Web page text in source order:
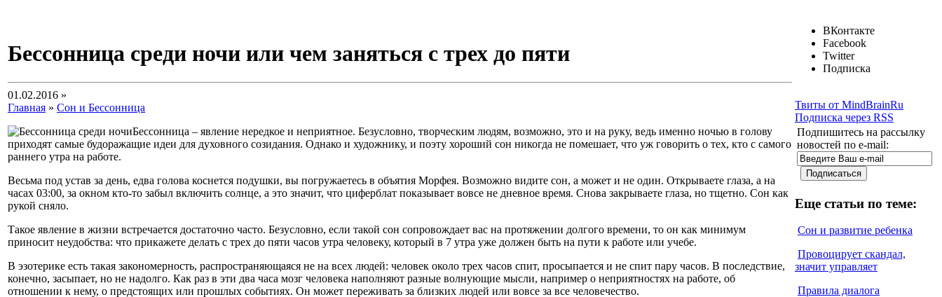
Бессонница среди ночи или чем заняться с трех до пяти
01.02.2016 »
Главная » Сон и Бессонница
Бессонница – явление нередкое и неприятное. Безусловно, творческим людям, возможно, это и на руку, ведь именно ночью в голову
приходят самые будоражащие идеи для духовного созидания. Однако и художнику, и поэту хороший сон никогда не помешает, что уж говорить о тех, кто с самого
раннего утра на работе.
Весьма под устав за день, едва голова коснется подушки, вы погружаетесь в объятия Морфея. Возможно видите сон, а может и не один. Открываете глаза, а на
часах 03:00, за окном кто-то забыл включить солнце, а это значит, что циферблат показывает вовсе не дневное время. Снова закрываете глаза, но тщетно. Сон как
рукой сняло.
Такое явление в жизни встречается достаточно часто. Безусловно, если такой сон сопровождает вас на протяжении долгого времени, то он как минимум
приносит неудобства: что прикажете делать с трех до пяти часов утра человеку, который в 7 утра уже должен быть на пути к работе или учебе.
В эзотерике есть такая закономерность, распространяющаяся не на всех людей: человек около трех часов спит, просыпается и не спит пару часов. В последствие,
конечно, засыпает, но не надолго. Как раз в эти два часа мозг человека наполняют разные волнующие мысли, например о неприятностях на работе, об
отношении к нему, о предстоящих или прошлых событиях. Он может переживать за близких людей или вовсе за все человечество.
ВКонтакте
Facebook
Twitter
Подписка
Твиты от MindBrainRu
Подписка через RSS
Подпишитесь на рассылку
новостей по e-mail:
Еще статьи по теме:
Сон и развитие ребенка
Провоцирует скандал,
значит управляет
Правила диалога